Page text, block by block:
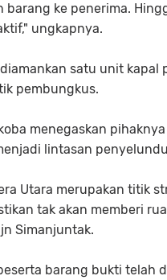
ke penerima.
ungkapnya.
satu unit kapal
pembungkus.
menegaskan
lintasan
Utara merupakan titik
tak akan memberi
Simanjuntak.
barang bukti telah